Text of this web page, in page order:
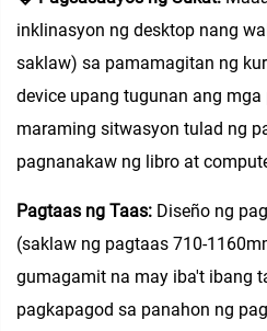
inklinasyon ng desktop nang
saklaw) sa pamamagitan ng
device upang tugunan ang
maraming sitwasyon tulad ng
pagnanakaw ng libro at
Pagtaas ng Taas: Diseño ng
(saklaw ng pagtaas 710-
gumagamit na may iba't ibang
pagkapagod sa panahon ng